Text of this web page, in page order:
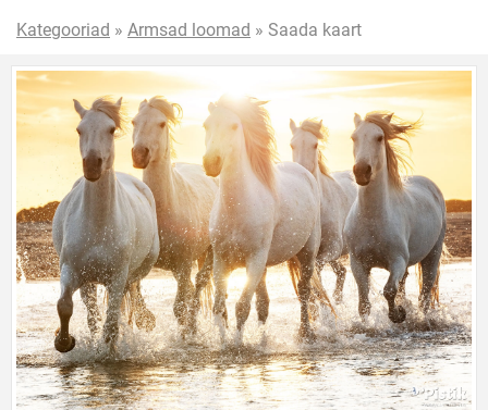
Kategooriad » Armsad loomad » Saada kaart